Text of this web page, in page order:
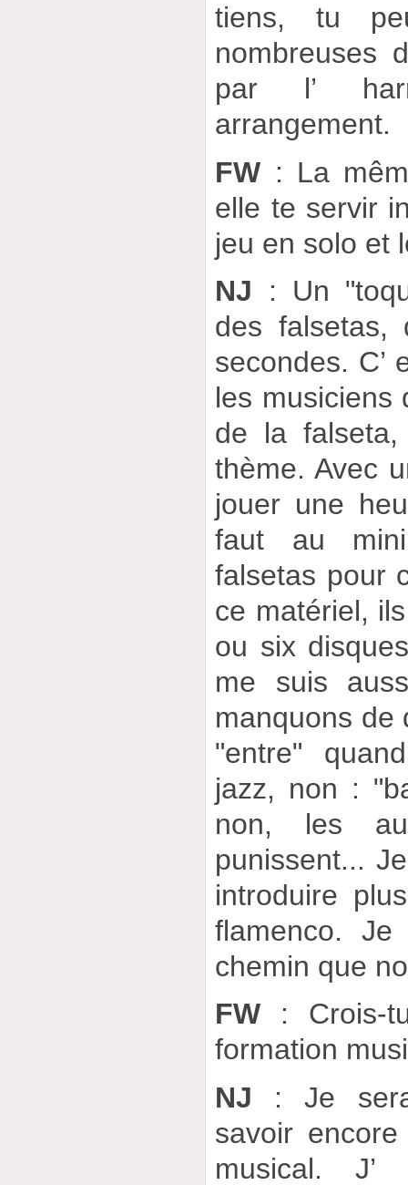
tiens, tu
nombreuses
par l’
arrangement.
FW : La
elle te servir
jeu en solo et
NJ : Un
des falsetas,
secondes. C’
les musiciens
de la
thème. Avec
jouer une
faut au
falsetas pour
ce matériel,
ou six
me suis
manquons de
"entre"
jazz, non :
non, les
punissent...
introduire
flamenco.
chemin que
FW : Crois-
formation
NJ : Je
savoir
musical.